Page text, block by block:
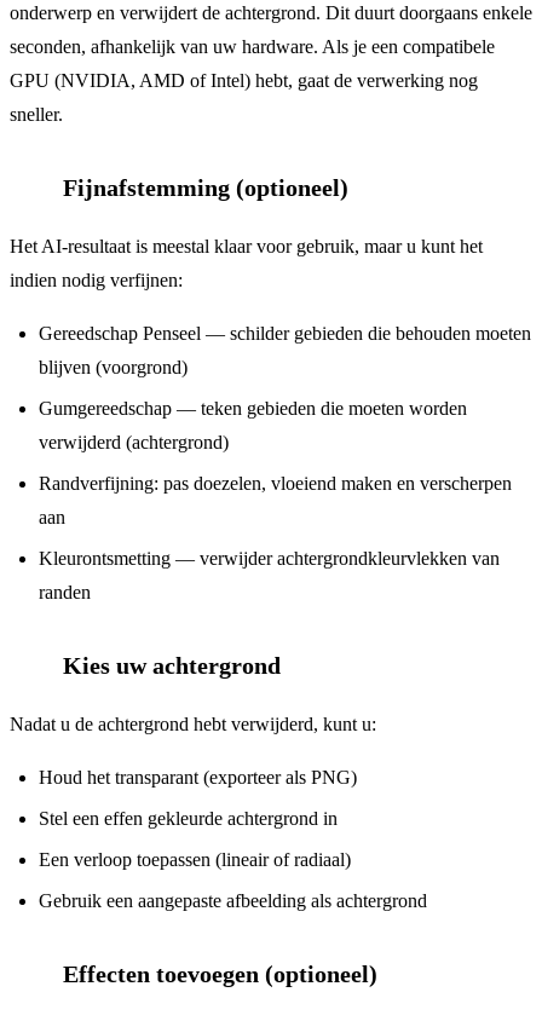
onderwerp en verwijdert de achtergrond. Dit duurt doorgaans enkele
seconden, afhankelijk van uw hardware. Als je een compatibele
GPU (NVIDIA, AMD of Intel) hebt, gaat de verwerking nog
sneller.
Fijnafstemming (optioneel)
Het AI-resultaat is meestal klaar voor gebruik, maar u kunt het
indien nodig verfijnen:
Gereedschap Penseel — schilder gebieden die behouden moeten
blijven (voorgrond)
Gumgereedschap — teken gebieden die moeten worden
verwijderd (achtergrond)
Randverfijning: pas doezelen, vloeiend maken en verscherpen
aan
Kleurontsmetting — verwijder achtergrondkleurvlekken van
randen
Kies uw achtergrond
Nadat u de achtergrond hebt verwijderd, kunt u:
Houd het transparant (exporteer als PNG)
Stel een effen gekleurde achtergrond in
Een verloop toepassen (lineair of radiaal)
Gebruik een aangepaste afbeelding als achtergrond
Effecten toevoegen (optioneel)